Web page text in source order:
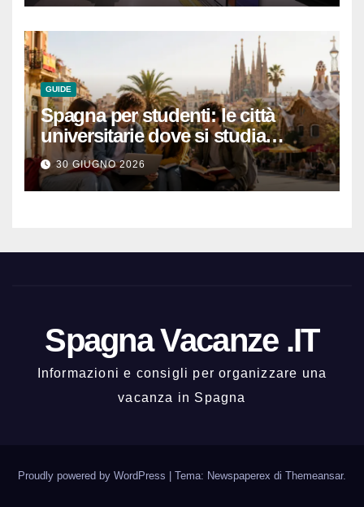
GUIDE
Spagna per studenti: le città
universitarie dove si studia
meglio e con una buona vita
notturna
30 GIUGNO 2026
Spagna Vacanze .IT
Informazioni e consigli per organizzare una
vacanza in Spagna
Proudly powered by WordPress | Tema: Newspaperex di Themeansar.